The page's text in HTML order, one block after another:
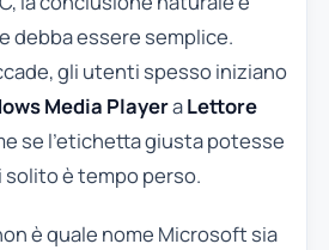
debba essere semplice.
gli utenti spesso iniziano
Media PlayeraLettore
se l’etichetta giusta potesse
solito è tempo perso.
è quale nome Microsoft sia